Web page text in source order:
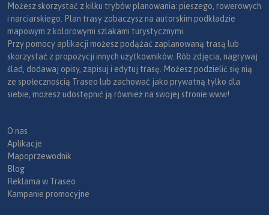
Możesz skorzystać z kilku trybów planowania: pieszego, rowerowych
i narciarskiego. Plan trasy zobaczysz na autorskim podkładzie
mapowym z kolorowymi szlakami turystycznymi.
Przy pomocy aplikacji możesz podążać zaplanowaną trasą lub
skorzystać z propozycji innych użytkowników. Rób zdjęcia, nagrywaj
ślad, dodawaj opisy, zapisuj i edytuj trasę. Możesz podzielić się nią
ze społecznością Traseo lub zachować jako prywatną tylko dla
siebie, możesz udostępnić ją również na swojej stronie www!
O nas
Aplikacje
Mapoprzewodnik
Blog
Reklama w Traseo
Kampanie promocyjne